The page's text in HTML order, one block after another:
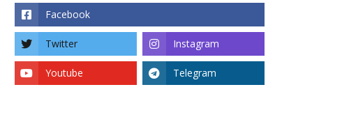
Facebook
Twitter Instagram
Youtube Telegram